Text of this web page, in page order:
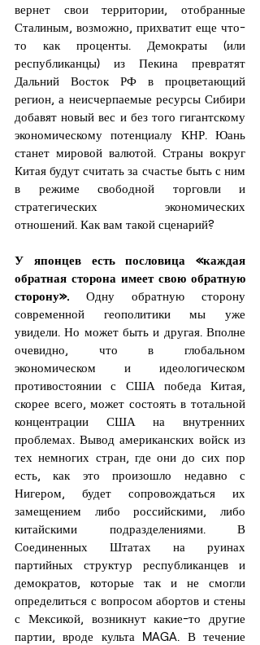
вернет свои территории, отобранные
Сталиным, возможно, прихватит еще что-
то как проценты. Демократы (или
республиканцы) из Пекина превратят
Дальний Восток РФ в процветающий
регион, а неисчерпаемые ресурсы Сибири
добавят новый вес и без того гигантскому
экономическому потенциалу КНР. Юань
станет мировой валютой. Страны вокруг
Китая будут считать за счастье быть с ним
в режиме свободной торговли и
стратегических экономических
отношений. Как вам такой сценарий?
У японцев есть пословица «каждая
обратная сторона имеет свою обратную
сторону».
Одну обратную сторону
современной геополитики мы уже
увидели. Но может быть и другая. Вполне
очевидно, что в глобальном
экономическом и идеологическом
противостоянии с США победа Китая,
скорее всего, может состоять в тотальной
концентрации США на внутренних
проблемах. Вывод американских войск из
тех немногих стран, где они до сих пор
есть, как это произошло недавно с
Нигером, будет сопровождаться их
замещением либо российскими, либо
китайскими подразделениями. В
Соединенных Штатах на руинах
партийных структур республиканцев и
демократов, которые так и не смогли
определиться с вопросом абортов и стены
с Мексикой, возникнут какие-то другие
партии, вроде культа MAGA. В течение